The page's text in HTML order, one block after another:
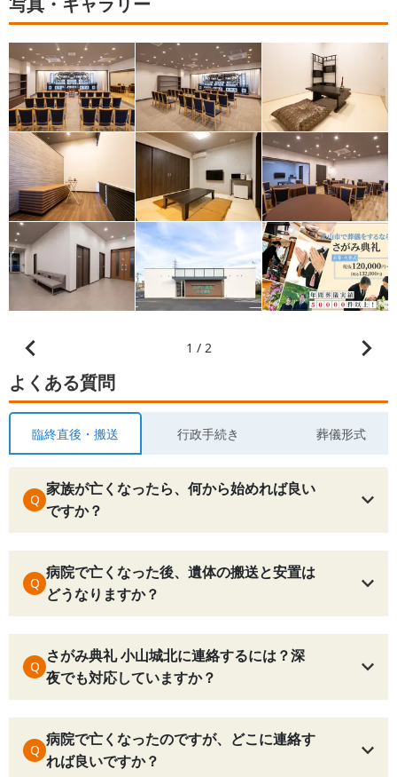
1 / 2
よくある質問
臨終直後・搬送 行政手続き 葬儀形式
Q
家族が亡くなったら、何から始めれば良い
ですか？
Q
病院で亡くなった後、遺体の搬送と安置は
どうなりますか？
Q
さがみ典礼 小山城北に連絡するには？深
夜でも対応していますか？
Q
病院で亡くなったのですが、どこに連絡す
れば良いですか？